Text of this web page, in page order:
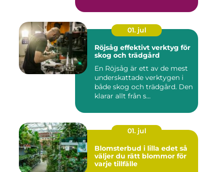
01. jul
Röjsåg effektivt verktyg för
skog och trädgård
En Röjsåg är ett av de mest
underskattade verktygen i
både skog och trädgård. Den
klarar allt från s...
01. jul
Blomsterbud i lilla edet så
väljer du rätt blommor för
varje tillfälle